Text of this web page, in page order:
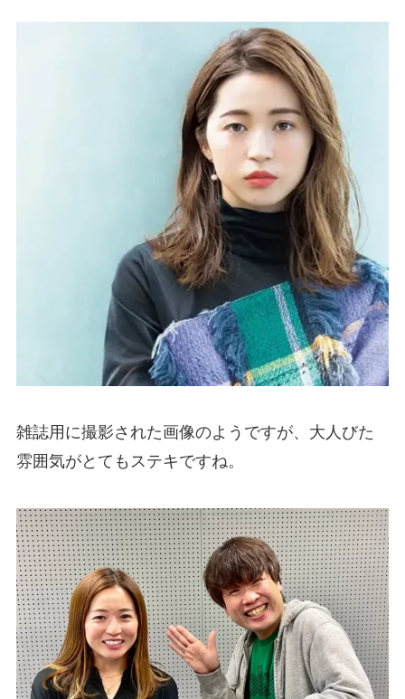
雑誌用に撮影された画像のようですが、大人びた
雰囲気がとてもステキですね。